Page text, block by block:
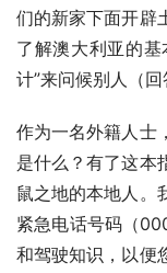
们的新家下面开辟
了解澳大利亚的基
计”来问候别人（回
作为一名外籍人士
是什么？有了这本
鼠之地的本地人。
紧急电话号码（
和驾驶知识，以便